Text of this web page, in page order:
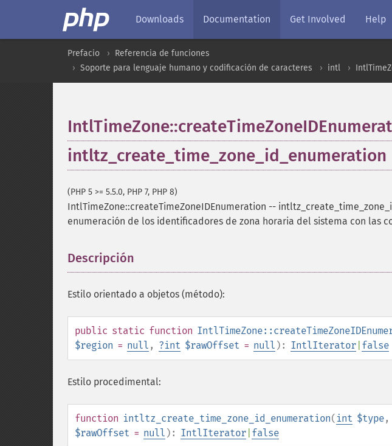
Downloads Documentation Get Involved Help
Prefacio
Referencia de funciones
Soporte para lenguaje humano y codificación de caracteres
intl
intltz_create_time_zone_id_enumeration
(PHP 5 >= 5.5.0, PHP 7, PHP 8)
IntlTimeZone::createTimeZoneIDEnumeration --
enumeración de los identificadores de zona horaria del sistema con las
Descripción
Estilo orientado a objetos (método):
public static function
$region = null , ?int $rawOffset = null ): IntlIterator false
Estilo procedimental:
function intltz_create_time_zone_id_enumeration( int $type,
$rawOffset = null ): IntlIterator false